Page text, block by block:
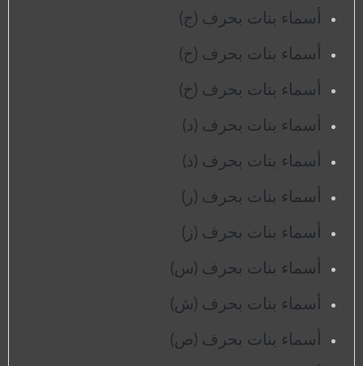
أسماء بنات بحرف (ج)
أسماء بنات بحرف (ح)
أسماء بنات بحرف (خ)
أسماء بنات بحرف (د)
أسماء بنات بحرف (ذ)
أسماء بنات بحرف (ر)
أسماء بنات بحرف (ز)
أسماء بنات بحرف (س)
أسماء بنات بحرف (ش)
أسماء بنات بحرف (ص)